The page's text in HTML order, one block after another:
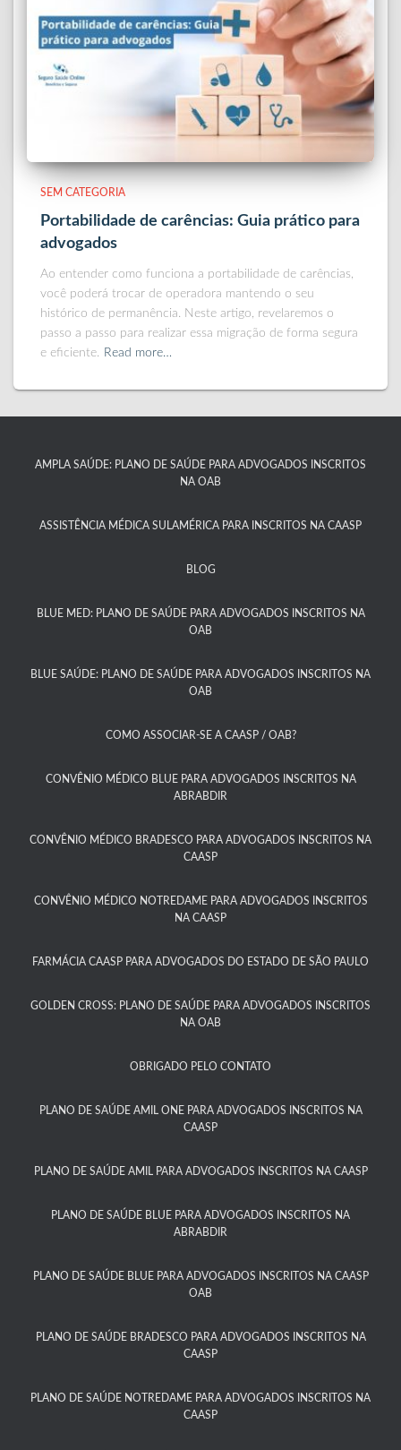
SEM CATEGORIA
Portabilidade de carências: Guia prático para
advogados
Ao entender como funciona a portabilidade de carências,
você poderá trocar de operadora mantendo o seu
histórico de permanência. Neste artigo, revelaremos o
passo a passo para realizar essa migração de forma segura
e eficiente. Read more…
AMPLA SAÚDE: PLANO DE SAÚDE PARA ADVOGADOS INSCRITOS
NA OAB
ASSISTÊNCIA MÉDICA SULAMÉRICA PARA INSCRITOS NA CAASP​
BLOG
BLUE MED: PLANO DE SAÚDE PARA ADVOGADOS INSCRITOS NA
OAB
BLUE SAÚDE: PLANO DE SAÚDE PARA ADVOGADOS INSCRITOS NA
OAB​
COMO ASSOCIAR-SE A CAASP / OAB?​
CONVÊNIO MÉDICO BLUE PARA ADVOGADOS INSCRITOS NA
ABRABDIR
CONVÊNIO MÉDICO BRADESCO PARA ADVOGADOS INSCRITOS NA
CAASP​
CONVÊNIO MÉDICO NOTREDAME PARA ADVOGADOS INSCRITOS
NA CAASP​
FARMÁCIA CAASP PARA ADVOGADOS DO ESTADO DE SÃO PAULO​
GOLDEN CROSS: PLANO DE SAÚDE PARA ADVOGADOS INSCRITOS
NA OAB
OBRIGADO PELO CONTATO
PLANO DE SAÚDE AMIL ONE PARA ADVOGADOS INSCRITOS NA
CAASP​
PLANO DE SAÚDE AMIL PARA ADVOGADOS INSCRITOS NA CAASP
PLANO DE SAÚDE BLUE PARA ADVOGADOS INSCRITOS NA
ABRABDIR
PLANO DE SAÚDE BLUE PARA ADVOGADOS INSCRITOS NA CAASP
OAB
PLANO DE SAÚDE BRADESCO PARA ADVOGADOS INSCRITOS NA
CAASP​
PLANO DE SAÚDE NOTREDAME PARA ADVOGADOS INSCRITOS NA
CAASP​